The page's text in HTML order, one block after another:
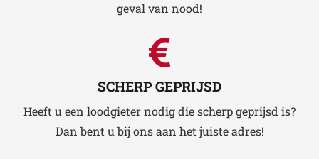
geval van nood!
SCHERP GEPRIJSD
Heeft u een loodgieter nodig die scherp geprijsd is?
Dan bent u bij ons aan het juiste adres!